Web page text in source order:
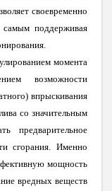
своевременно
поддерживая
момента
возможности
впрыскивания
со значительным
предварительное
сгорания. Именно
мощность
вредных веществ